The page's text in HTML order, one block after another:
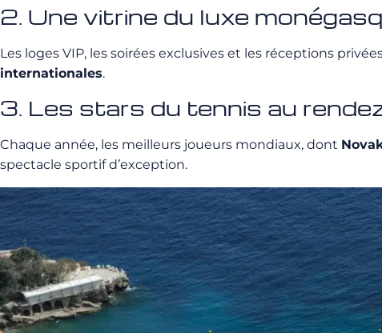
2. Une vitrine du luxe
Les loges VIP, les soirées exclusives et les réceptions
internationales.
3. Les stars du tennis au
Chaque année, les meilleurs joueurs mondiaux, dont
spectacle sportif d’exception.